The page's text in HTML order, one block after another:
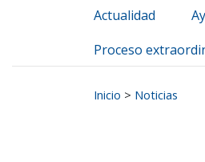
Actualidad
Proceso
Inicio > Noticias